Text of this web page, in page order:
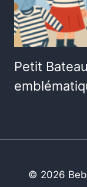
Petit
© 2026